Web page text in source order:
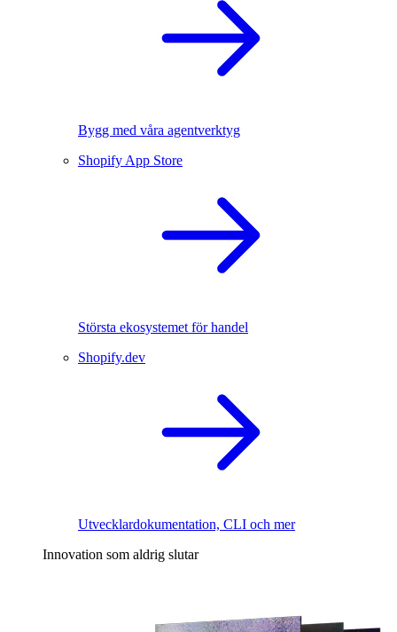
Bygg med våra agentverktyg
Shopify App Store
Största ekosystemet för handel
Shopify.dev
Utvecklardokumentation, CLI och mer
Innovation som aldrig slutar